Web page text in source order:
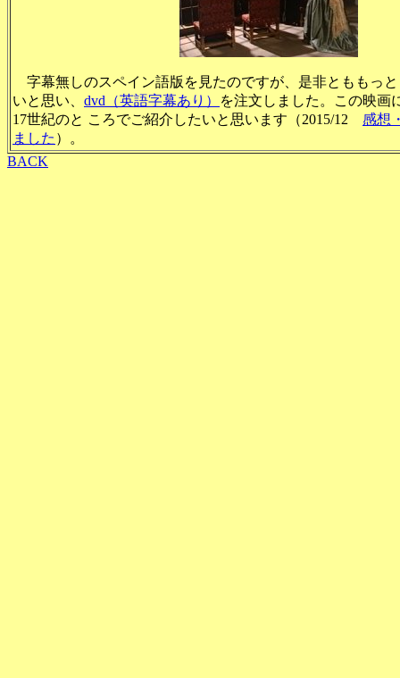
字幕無しのスペイン語版を見たのですが、是非とももっ
いと思い、 dvd（英語字幕あり）
を注文しました。この映画
17世紀のと ころでご紹介したいと思います（2015/12 感想
ました ）。
BACK